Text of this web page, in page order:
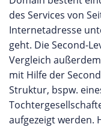
des Services von
Internetadresse
geht. Die Second-
Vergleich
mit Hilfe der
Struktur, bspw.
aufgezeigt werden.